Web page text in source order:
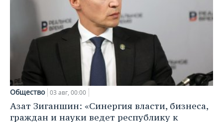
Общество 03 авг, 00:00
Азат Зиганшин: «Синергия власти, бизнеса,
граждан и науки ведет республику к